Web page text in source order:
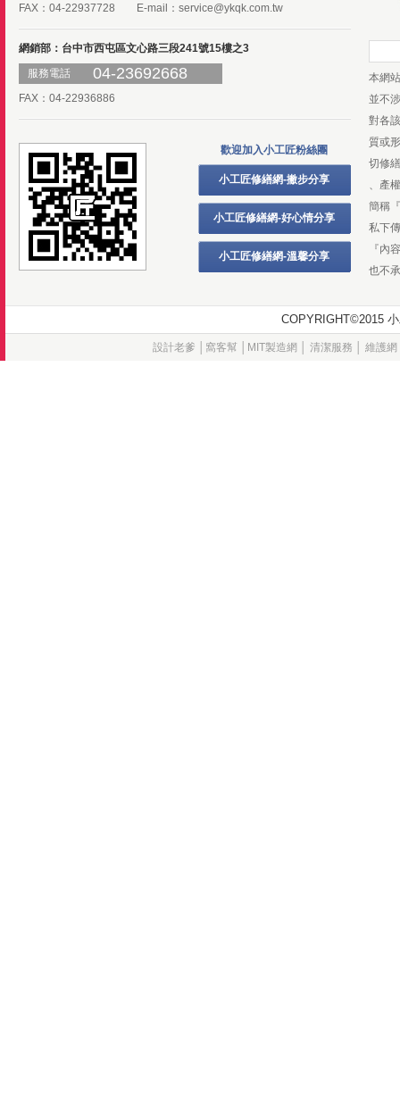
FAX：04-22937728 E-mail： service@ykqk.com.tw
網銷部：台中市西屯區文心路三段241號15樓之3
服務電話
04-23692668
FAX：04-22936886
歡迎加入小工匠粉絲團
小工匠修繕網-撇步分享
小工匠修繕網-好心情分享
小工匠修繕網-溫馨分享
本網
並不
對各
質或
切修
、產
簡稱
私下
『內
也不
設計老爹 窩客幫│ MIT製造網 清潔服務 維護網